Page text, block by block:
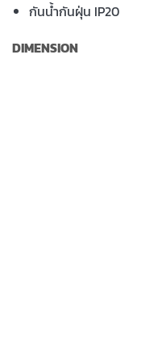
กันน้ำกันฝุ่น IP20
DIMENSION